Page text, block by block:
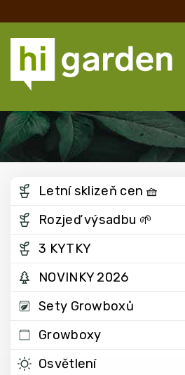
Letní sklizeň cen 🧺
Rozjeď výsadbu 🌱
3 KYTKY
NOVINKY 2026
Sety Growboxů
Growboxy
Osvětlení